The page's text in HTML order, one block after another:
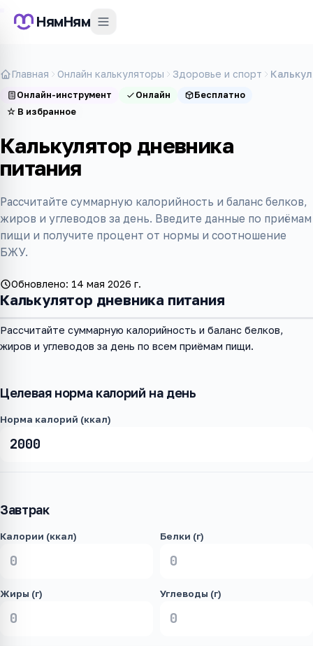
НямНям
Главная Онлайн калькуляторы Здоровье и спорт
Онлайн-инструмент Онлайн
Бесплатно
☆ В избранное
Калькулятор дневника
питания
Рассчитайте суммарную калорийность и баланс белков,
жиров и углеводов за день. Введите данные по приёмам
пищи и получите процент от нормы и соотношение
БЖУ.
Обновлено: 14 мая 2026 г.
Калькулятор дневника питания
Рассчитайте суммарную калорийность и баланс белков,
жиров и углеводов за день по всем приёмам пищи.
Целевая норма калорий на день
Норма калорий (ккал)
Завтрак
Калории (ккал) Белки (г)
Жиры (г) Углеводы (г)